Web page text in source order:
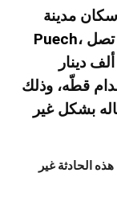
Puech، أن يواجه قضية جنائية مع خطر غرامة تصل
إلى 300 ألف يورو حوالي مليون و17 ألف دينار
قطّه، وذلك
بشكل غير
الحادثة غير